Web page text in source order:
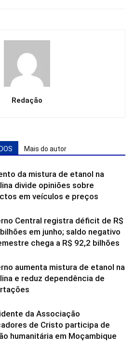
Redação
Mais do autor
da mistura de etanol na
divide opiniões sobre
em veículos e preços
Central registra déficit de R$
em junho; saldo negativo
chega a R$ 92,2 bilhões
aumenta mistura de etanol na
e reduz dependência de
da Associação
de Cristo participa de
humanitária em Moçambique